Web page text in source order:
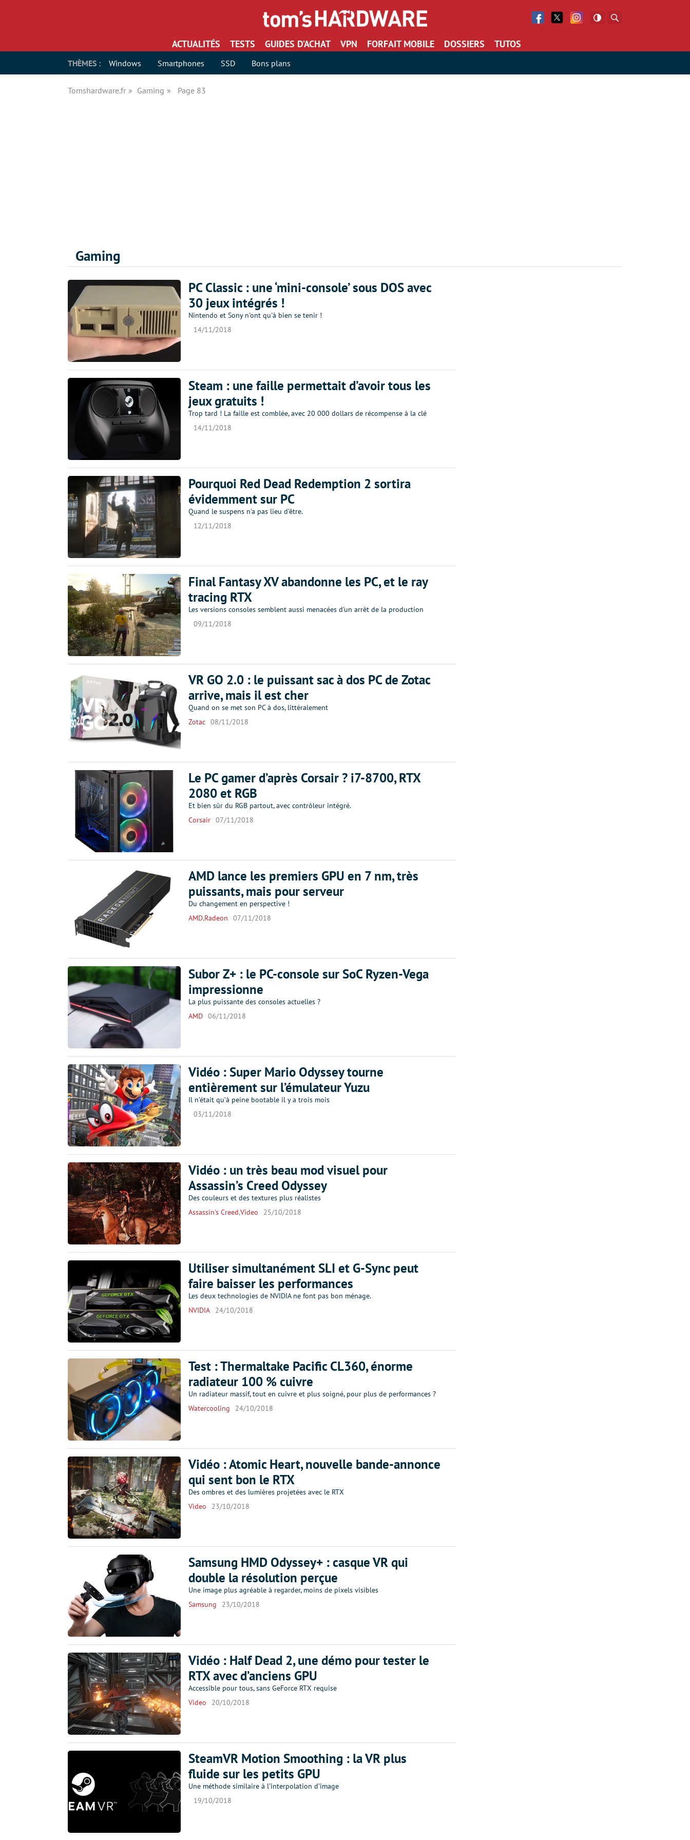
Facebook
Twitter Facebook
ACTUALITÉS TESTS GUIDES D’ACHAT VPN FORFAIT MOBILE DOSSIERS TUTOS
THÈMES : Windows Smartphones SSD Bons plans
Tomshardware.fr Gaming Page 83
Gaming
PC Classic : une ‘mini-console’ sous DOS avec
30 jeux intégrés !
Nintendo et Sony n'ont qu'à bien se tenir !
14/11/2018
Steam : une faille permettait d’avoir tous les
jeux gratuits !
Trop tard ! La faille est comblée, avec 20 000 dollars de récompense à la clé
14/11/2018
Pourquoi Red Dead Redemption 2 sortira
évidemment sur PC
Quand le suspens n'a pas lieu d'être.
12/11/2018
Final Fantasy XV abandonne les PC, et le ray
tracing RTX
Les versions consoles semblent aussi menacées d'un arrêt de la production
09/11/2018
VR GO 2.0 : le puissant sac à dos PC de Zotac
arrive, mais il est cher
Quand on se met son PC à dos, littéralement
Zotac 08/11/2018
Le PC gamer d’après Corsair ? i7-8700, RTX
2080 et RGB
Et bien sûr du RGB partout, avec contrôleur intégré.
Corsair 07/11/2018
AMD lance les premiers GPU en 7 nm, très
puissants, mais pour serveur
Du changement en perspective !
AMD,Radeon 07/11/2018
Subor Z+ : le PC-console sur SoC Ryzen-Vega
impressionne
La plus puissante des consoles actuelles ?
AMD 06/11/2018
Vidéo : Super Mario Odyssey tourne
entièrement sur l’émulateur Yuzu
Il n’était qu’à peine bootable il y a trois mois
03/11/2018
Vidéo : un très beau mod visuel pour
Assassin’s Creed Odyssey
Des couleurs et des textures plus réalistes
Assassin's Creed,Video 25/10/2018
Utiliser simultanément SLI et G-Sync peut
faire baisser les performances
Les deux technologies de NVIDIA ne font pas bon ménage.
NVIDIA
24/10/2018
Test : Thermaltake Pacific CL360, énorme
radiateur 100 % cuivre
Un radiateur massif, tout en cuivre et plus soigné, pour plus de performances ?
Watercooling
24/10/2018
Vidéo : Atomic Heart, nouvelle bande-annonce
qui sent bon le RTX
Des ombres et des lumières projetées avec le RTX
Video
23/10/2018
Samsung HMD Odyssey+ : casque VR qui
double la résolution perçue
Une image plus agréable à regarder, moins de pixels visibles
Samsung
23/10/2018
Vidéo : Half Dead 2, une démo pour tester le
RTX avec d’anciens GPU
Accessible pour tous, sans GeForce RTX requise
Video
20/10/2018
SteamVR Motion Smoothing : la VR plus
fluide sur les petits GPU
Une méthode similaire à l’interpolation d’image
19/10/2018